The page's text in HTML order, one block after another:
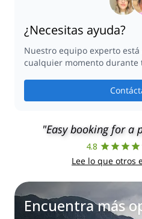
¿Necesitas ayuda?
Nuestro equipo experto
cualquier momento durante
"Easy booking for a
4.8
Lee lo que otros
Encuentra más